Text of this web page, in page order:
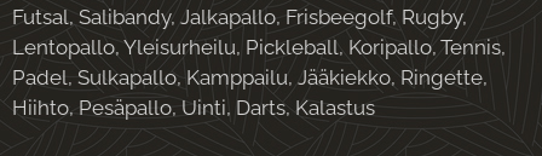
Futsal, Salibandy, Jalkapallo, Frisbeegolf, Rugby,
Lentopallo, Yleisurheilu, Pickleball, Koripallo, Tennis,
Padel, Sulkapallo, Kamppailu, Jääkiekko, Ringette,
Hiihto, Pesäpallo, Uinti, Darts, Kalastus